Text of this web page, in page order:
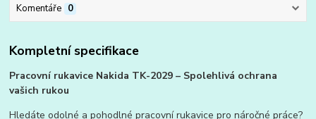
Komentáře 0
Kompletní specifikace
Pracovní rukavice Nakida TK-2029 – Spolehlivá ochrana
vašich rukou
Hledáte odolné a pohodlné pracovní rukavice pro náročné práce?